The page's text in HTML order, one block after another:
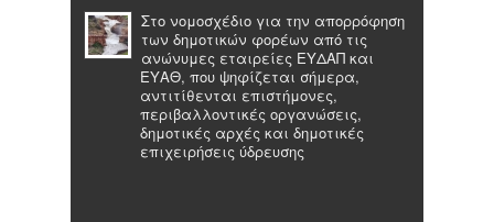
Στο νομοσχέδιο για την απορρόφηση
των δημοτικών φορέων από τις
ανώνυμες εταιρείες ΕΥΔΑΠ και
ΕΥΑΘ, που ψηφίζεται σήμερα,
αντιτίθενται επιστήμονες,
περιβαλλοντικές οργανώσεις,
δημοτικές αρχές και δημοτικές
επιχειρήσεις ύδρευσης